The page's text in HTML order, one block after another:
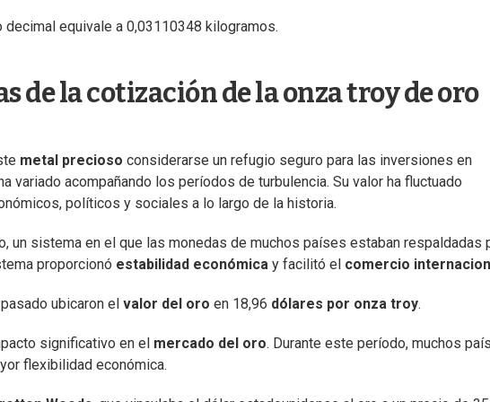
equivale a 0,03110348 kilogramos.
de la cotización de la onza troy de oro
metal precioso considerarse un refugio seguro para las inversiones en
variado acompañando los períodos de turbulencia. Su valor ha fluctuado
políticos y sociales a lo largo de la historia.
un sistema en el que las monedas de muchos países estaban respaldadas
proporcionó estabilidad económica y facilitó el comercio
ubicaron el valor del oro en 18,96 dólares por onza troy.
significativo en el mercado del oro. Durante este período, muchos
flexibilidad económica.